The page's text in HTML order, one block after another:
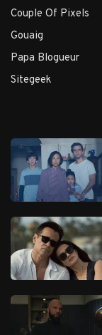
Couple Of Pixels
Gouaig
Papa Blogueur
Sitegeek